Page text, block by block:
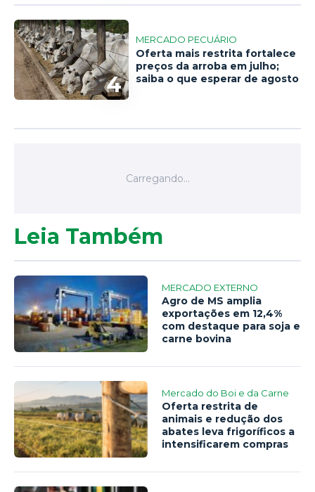
4
MERCADO PECUÁRIO
Oferta mais restrita fortalece
preços da arroba em julho;
saiba o que esperar de agosto
Leia Também
MERCADO EXTERNO
Agro de MS amplia
exportações em 12,4%
com destaque para soja e
carne bovina
Mercado do Boi e da Carne
Oferta restrita de
animais e redução dos
abates leva frigoríficos a
intensificarem compras